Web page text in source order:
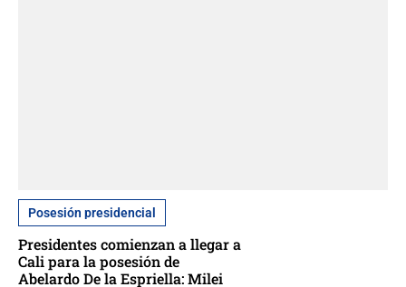
Posesión presidencial
Presidentes comienzan a llegar a
Cali para la posesión de
Abelardo De la Espriella: Milei